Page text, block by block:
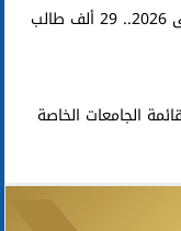
تنسيق المرحلة الأولى 2026.. 29 ألف طالب
الجامعات الخاصة